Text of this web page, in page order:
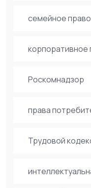
семейное право
корпоративное
Роскомнадзор
права
Трудовой